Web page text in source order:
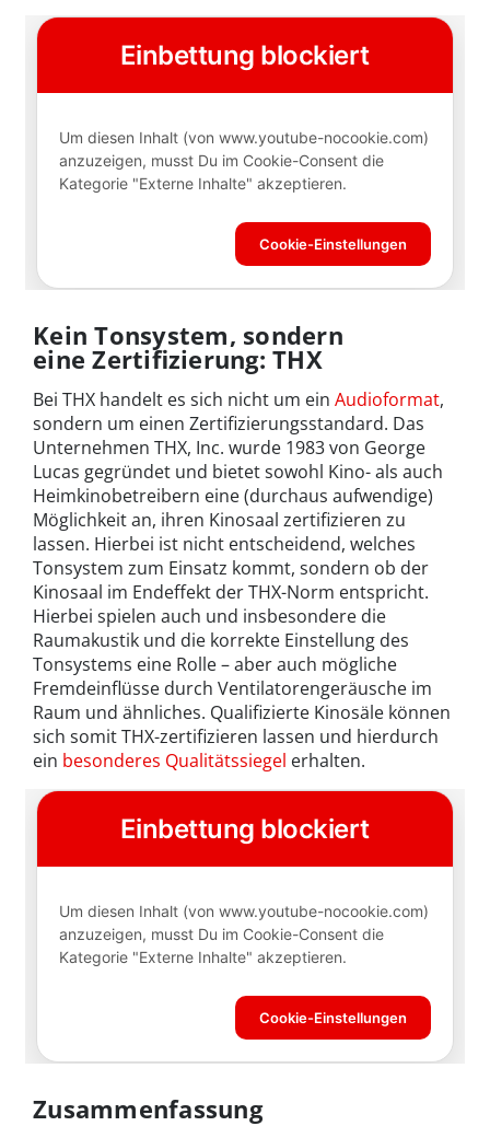
Kein Tonsystem, sondern
eine Zertifizierung: THX
Bei THX handelt es sich nicht um ein Audioformat,
sondern um einen Zertifizierungsstandard. Das
Unternehmen THX, Inc. wurde 1983 von George
Lucas gegründet und bietet sowohl Kino- als auch
Heimkinobetreibern eine (durchaus aufwendige)
Möglichkeit an, ihren Kinosaal zertifizieren zu
lassen. Hierbei ist nicht entscheidend, welches
Tonsystem zum Einsatz kommt, sondern ob der
Kinosaal im Endeffekt der THX-Norm entspricht.
Hierbei spielen auch und insbesondere die
Raumakustik und die korrekte Einstellung des
Tonsystems eine Rolle – aber auch mögliche
Fremdeinflüsse durch Ventilatorengeräusche im
Raum und ähnliches. Qualifizierte Kinosäle können
sich somit THX-zertifizieren lassen und hierdurch
ein besonderes Qualitätssiegel erhalten.
Zusammenfassung